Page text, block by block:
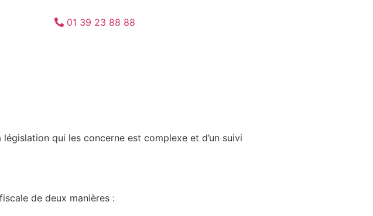
01 39 23 88 88
qui les concerne est complexe et d’un suivi
de deux manières :